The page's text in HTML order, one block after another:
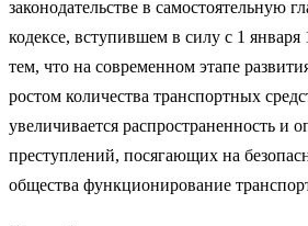
законодательстве в самостоятельную
кодексе, вступившем в силу с 1 января
тем, что на современном этапе
ростом количества транспортных
увеличивается распространенность и
преступлений, посягающих на
общества функционирование